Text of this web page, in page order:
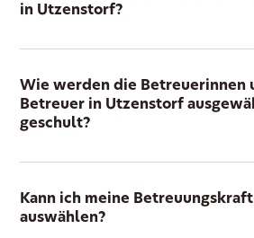
in Utzenstorf?
Wie werden die Betreuerinnen
Betreuer in Utzenstorf
geschult?
Kann ich meine
auswählen?